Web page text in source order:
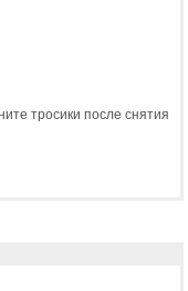
тросики после снятия